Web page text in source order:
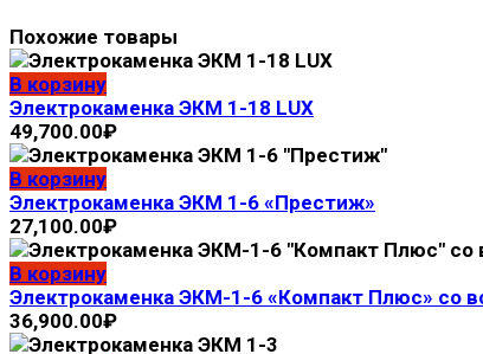
Похожие товары
В корзину
Электрокаменка ЭКМ 1-18 LUX
49,700.00₽
В корзину
Электрокaмeнка ЭКМ 1-6 «Престиж»
27,100.00₽
В корзину
Электрокaмeнка ЭКМ-1-6 «Компакт Плюс» со
36,900.00₽